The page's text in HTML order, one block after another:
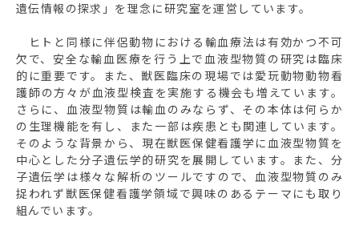
遺伝情報の探求」を理念に研究室を運営しています。
ヒトと同様に伴侶動物における輸血療法は有効かつ不可
欠で、安全な輸血医療を行う上で血液型物質の研究は臨床
的に重要です。また、獣医臨床の現場では愛玩動物動物看
護師の方々が血液型検査を実施する機会も増えています。
さらに、血液型物質は輸血のみならず、その本体は何らか
の生理機能を有し、また一部は疾患とも関連しています。
そのような背景から、現在獣医保健看護学に血液型物質を
中心とした分子遺伝学的研究を展開しています。また、分
子遺伝学は様々な解析のツールですので、血液型物質のみ
捉われず獣医保健看護学領域で興味のあるテーマにも取り
組んでいます。